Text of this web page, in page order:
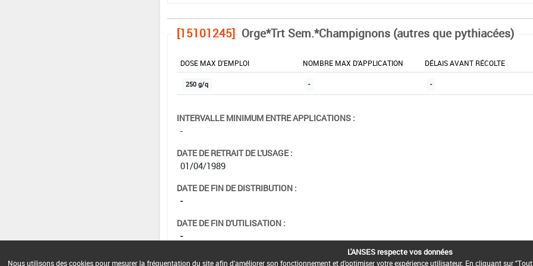
[15101245] Orge*Trt Sem.*Champignons (autres que pythiacées)
DOSE MAX D'EMPLOI NOMBRE MAX D'APPLICATION DÉLAIS AVANT RÉCOLTE
250 g/q - -
INTERVALLE MINIMUM ENTRE APPLICATIONS :
-
DATE DE RETRAIT DE L'USAGE :
01/04/1989
DATE DE FIN DE DISTRIBUTION :
-
DATE DE FIN D'UTILISATION :
-
L'ANSES respecte vos données
Nous utilisons des cookies pour mesurer la fréquentation du site afin d'améliorer son fonctionnement et d'optimiser votre expérience utilisateur. En cliquant sur